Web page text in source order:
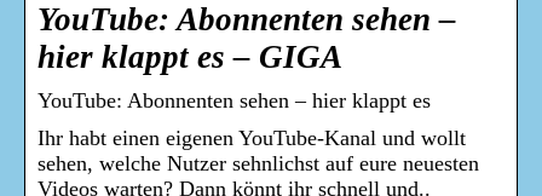
YouTube: Abonnenten sehen –
hier klappt es – GIGA
YouTube: Abonnenten sehen – hier klappt es
Ihr habt einen eigenen YouTube-Kanal und wollt
sehen, welche Nutzer sehnlichst auf eure neuesten
Videos warten? Dann könnt ihr schnell und..